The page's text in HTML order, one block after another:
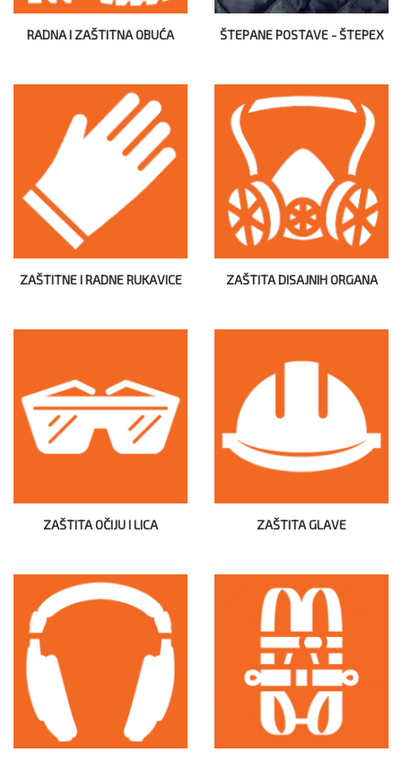
RADNA I ZAŠTITNA OBUĆA ŠTEPANE POSTAVE - ŠTEPEX
ZAŠTITNE I RADNE RUKAVICE ZAŠTITA DISAJNIH ORGANA
ZAŠTITA OČIJU I LICA ZAŠTITA GLAVE